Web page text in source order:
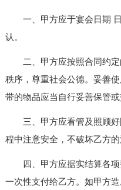
一、甲方应于宴会日期 日
认。
二、甲方应按照合同约定
秩序，尊重社会公德。妥善
带的物品应当自行妥善保管或
三、甲方应看管及照顾好
程中注意安全，不破坏乙方的
四、甲方应据实结算各项
一次性支付给乙方。如甲方